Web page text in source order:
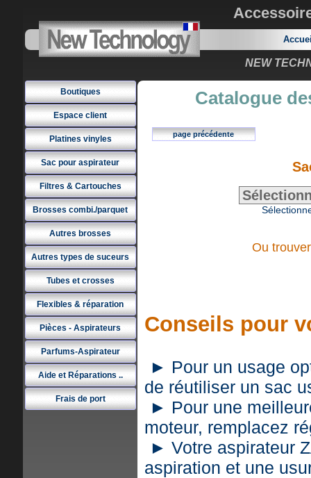
NEW
Boutiques
Espace client
Platines vinyles
Sac pour aspirateur
Filtres & Cartouches
Brosses combi./parquet
Autres brosses
Autres types de suceurs
Tubes et crosses
Flexibles & réparation
Pièces - Aspirateurs
Parfums-Aspirateur
Aide et Réparations ..
Frais de port
Catalogue
page précédente
Ou
Conseils pour
► Pour un usage
de réutiliser un sac
► Pour une
moteur, remplacez
► Votre aspirateur
aspiration et une